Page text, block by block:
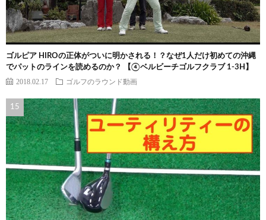
ゴルピア HIROの正体がついに明かされる！？なぜ1人だけ初めての沖縄
でパットのラインを読めるのか？ 【④ベルビーチゴルフクラブ 1-3H】
2018.02.17 ゴルフのラウンド動画